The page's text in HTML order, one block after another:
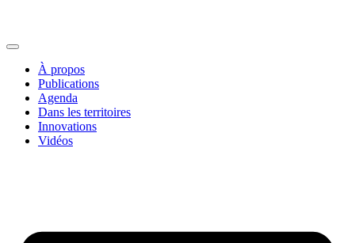
À propos
Publications
Agenda
Dans les territoires
Innovations
Vidéos